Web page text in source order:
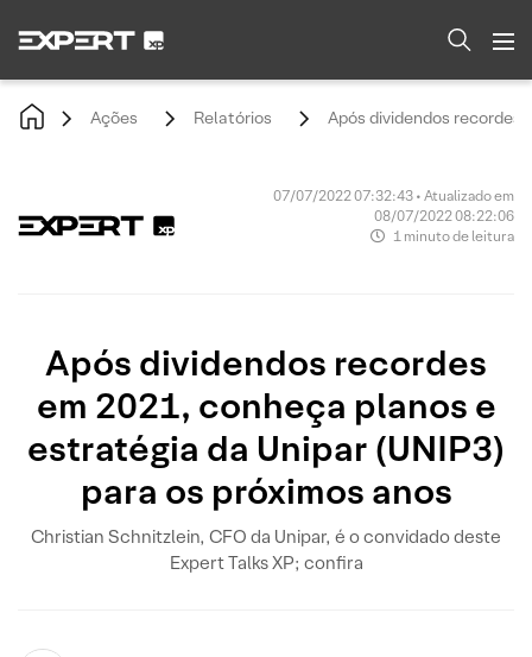
Ações Relatórios Após dividendos recordes
07/07/2022 07:32:43 • Atualizado em
08/07/2022 08:22:06
1 minuto de leitura
Após dividendos recordes
em 2021, conheça planos e
estratégia da Unipar (UNIP3)
para os próximos anos
Christian Schnitzlein, CFO da Unipar, é o convidado deste
Expert Talks XP; confira